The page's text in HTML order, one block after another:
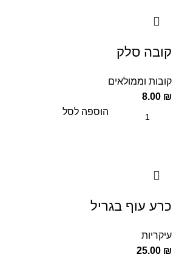
קובה סלק
קובות וממולאים
8.00 ₪
הוספה לסל
כרע עוף בגריל
עיקריות
25.00 ₪